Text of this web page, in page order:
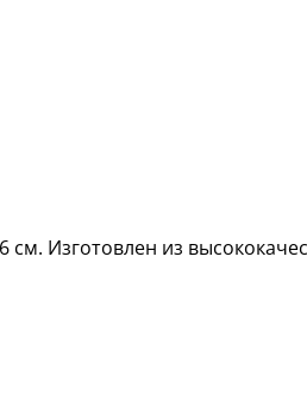
Изготовлен из